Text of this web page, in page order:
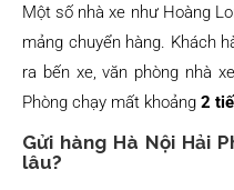
Một số nhà xe như Hoàng
mảng chuyển hàng. Khách
ra bến xe, văn phòng nhà
Phòng chạy mất khoảng 2
Gửi hàng Hà Nội Hải
lâu?